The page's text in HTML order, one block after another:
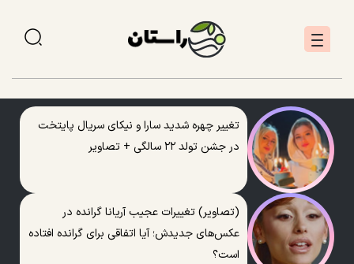
تغییر چهره شدید سارا و نیکای سریال پایتخت
در جشن تولد ۲۲ سالگی + تصاویر
(تصاویر) تغییرات عجیب آریانا گرانده در
عکس‌های جدیدش؛ آیا اتفاقی برای گرانده افتاده
است؟